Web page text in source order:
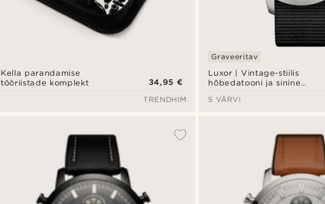
Kella parandamise
tööriistade komplekt
34,95 €
TRENDHIM
Luxor | Vintage-stiilis
hõbedatooni ja sinine
käekell
Graveeritav
5 VÄRVI